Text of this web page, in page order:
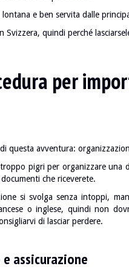
e ben servita dalle
Svizzera, quindi perché
per
questa avventura:
pigri per organizzare una
che riceverete.
si svolga senza intoppi,
o inglese, quindi non
di lasciar perdere.
assicurazione